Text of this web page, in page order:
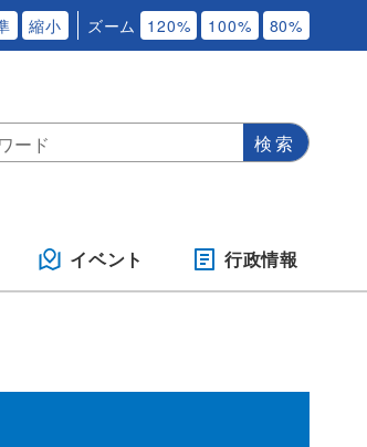
縮小 ズーム 120% 100% 80%
イベント 行政情報